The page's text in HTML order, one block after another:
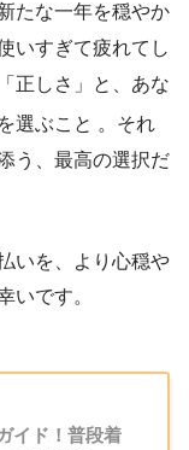
たな一年を穏やか
いすぎて疲れてし
正しさ」と、あな
選ぶこと 。それ
う、最高の選択だ
いを、より心穏や
いです。
イド！普段着